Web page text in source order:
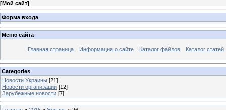
[Мой сайт]
Форма входа
Меню сайта
Главная страница Информация о сайте Каталог файлов Каталог статей
Categories
Новости Украины [21]
Новости организации [12]
Зарубежные новости [7]